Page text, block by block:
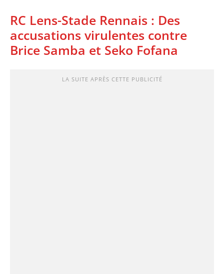
RC Lens-Stade Rennais : Des
accusations virulentes contre
Brice Samba et Seko Fofana
LA SUITE APRÈS CETTE PUBLICITÉ